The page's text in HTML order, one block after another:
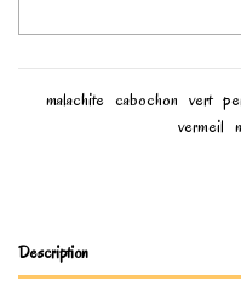
malachite cabochon vert
vermeil
Description